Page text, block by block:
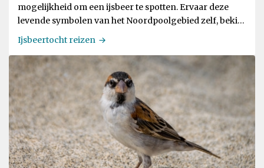
mogelijkheid om een ijsbeer te spotten. Ervaar deze
levende symbolen van het Noordpoolgebied zelf, bekijk
onze ruime selectie aan ijsbeerreizen.
Ijsbeertocht reizen